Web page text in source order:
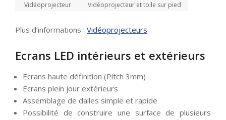
Vidéoprojecteur Vidéoprojecteur et toile sur pied
Plus d’informations : Vidéoprojecteurs
Ecrans LED intérieurs et extérieurs
Ecrans haute définition (Pitch 3mm)
Ecrans plein jour extérieurs
Assemblage de dalles simple et rapide
Possibilité de construire une surface de plusieurs